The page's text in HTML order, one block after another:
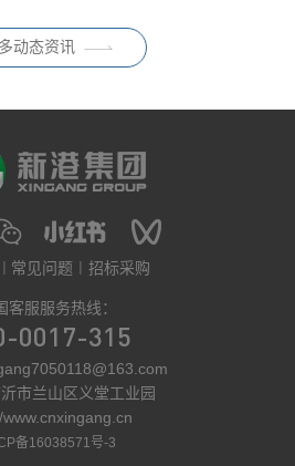
也迎来新的考验。对于有老人、
孩子、孕妇的家庭而言，家居环
保从来都不是一句简单的参数，
动态资讯
常见问题 招标采购
客服服务热线：
0017-315
市兰山区义堂工业园
备16038571号-3